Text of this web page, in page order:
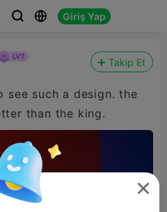
  Giriş Yap
Takip Et
such a design. the
than the king.
